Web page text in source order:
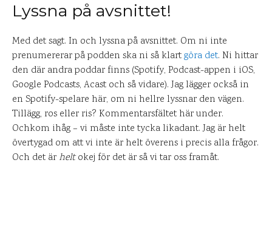
Lyssna på avsnittet!
Med det sagt. In och lyssna på avsnittet. Om ni inte
prenumererar på podden ska ni så klartgöra det. Ni hittar
den där andra poddar finns (Spotify, Podcast-appen i iOS,
Google Podcasts, Acast och så vidare). Jag lägger också in
en Spotify-spelare här, om ni hellre lyssnar den vägen.
Tillägg, ros eller ris? Kommentarsfältet här under.
Ochkom ihåg – vi måste inte tycka likadant. Jag är helt
övertygad om att vi inte är helt överens i precis alla frågor.
Och det är heltokej för det är så vi tar oss framåt.